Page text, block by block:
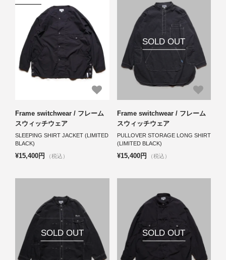
Frame switchwear / フレーム
スウィッチウェア
SLEEPING SHIRT JACKET (LIMITED
BLACK)
¥15,400円 （税込）
SOLD OUT
Frame switchwear / フレーム
スウィッチウェア
PULLOVER STORAGE LONG SHIRT
(LIMITED BLACK)
¥15,400円 （税込）
SOLD OUT SOLD OUT